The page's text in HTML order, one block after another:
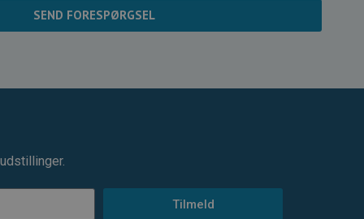
SEND FORESPØRGSEL
Tilmeld